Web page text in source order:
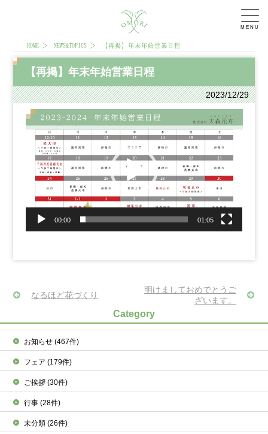
MENU
HOME NEWS&TOPICS 【再掲】年末年始営業日程
【再掲】年末年始営業日程
2023/12/29
動
画
00:00 01:05
なるほど花づくり
明けましておめでとうご
ざいます。
Category
お知らせ(467件)
フェア(179件)
ご挨拶(30件)
行事(28件)
未分類(26件)